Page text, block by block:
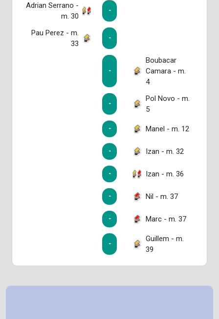
Adrian Serrano -
m. 30
-
Pau Perez - m.
33
-
-
Boubacar
Camara - m.
4
-
Pol Novo - m.
5
- Manel - m. 12
- Izan - m. 32
- Izan - m. 36
- Nil - m. 37
- Marc - m. 37
-
Guillem - m.
39